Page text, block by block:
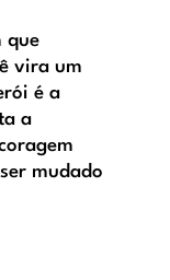
que
vira um
é a
a
mudado